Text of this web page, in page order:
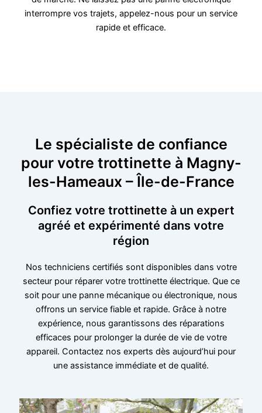
interrompre vos trajets, appelez-nous pour un service
rapide et efficace.
Le spécialiste de confiance
pour votre trottinette à Magny-
les-Hameaux – Île-de-France
Confiez votre trottinette à un expert
agréé et expérimenté dans votre
région
Nos techniciens certifiés sont disponibles dans votre
secteur pour réparer votre trottinette électrique. Que ce
soit pour une panne mécanique ou électronique, nous
offrons un service fiable et rapide. Grâce à notre
expérience, nous garantissons des réparations
efficaces pour prolonger la durée de vie de votre
appareil. Contactez nos experts dès aujourd’hui pour
une assistance immédiate et de qualité.